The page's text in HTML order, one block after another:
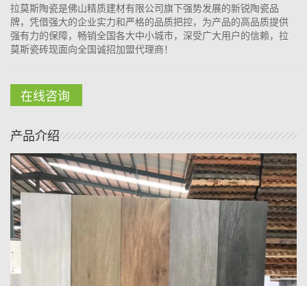
拉莫斯陶瓷是佛山精质建材有限公司旗下强势发展的新锐陶瓷品
牌，凭借强大的企业实力和严格的品质把控，为产品的高品质提供
强有力的保障，畅销全国各大中小城市，深受广大用户的信赖，拉
莫斯瓷砖现面向全国诚招加盟代理商！
在线咨询
产品介绍